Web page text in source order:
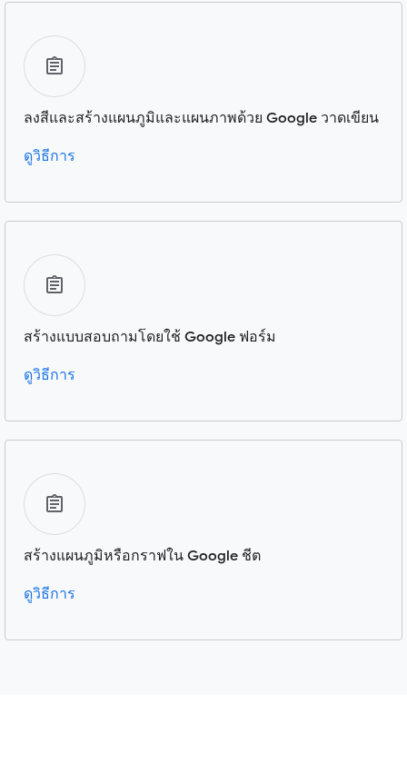
ลงสีและสร้างแผนภูมิและแผนภาพด้วย Google วาดเขียน
ดูวิธีการ
สร้างแบบสอบถามโดยใช้ Google ฟอร์ม
ดูวิธีการ
สร้างแผนภูมิหรือกราฟใน Google ชีต
ดูวิธีการ